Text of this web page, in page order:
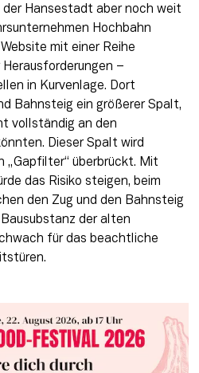
Hansestadt aber noch weit
Hochbahn
mit einer Reihe
–
in Kurvenlage. Dort
Bahnsteig ein größerer Spalt,
vollständig an den
Dieser Spalt wird
„Gapfilter“ überbrückt. Mit
das Risiko steigen, beim
den Zug und den Bahnsteig
der alten
für das beachtliche